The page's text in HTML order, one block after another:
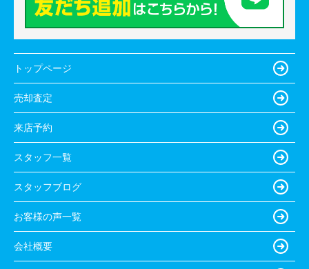
トップページ
売却査定
来店予約
スタッフ一覧
スタッフブログ
お客様の声一覧
会社概要